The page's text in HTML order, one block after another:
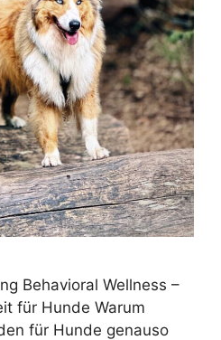
Behavioral Wellness –
für Hunde Warum
für Hunde genauso